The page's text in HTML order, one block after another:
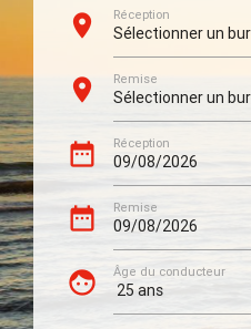
FAQs
Club RAC
Contact